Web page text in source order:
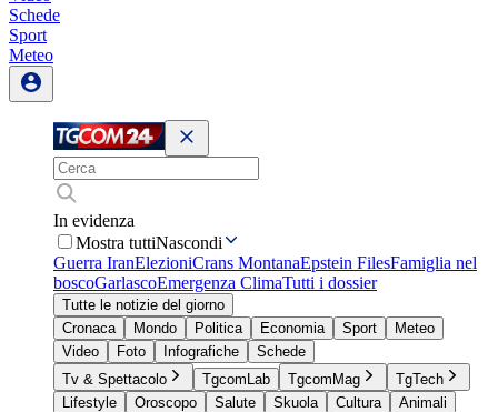
Schede
Sport
Meteo
In evidenza
Mostra tuttiNascondi
Guerra IranElezioniCrans MontanaEpstein FilesFamiglia nel
boscoGarlascoEmergenza ClimaTutti i dossier
Tutte le notizie del giorno
Cronaca
Mondo Politica Economia Sport
Meteo
Video
Foto Infografiche
Schede
Tv & Spettacolo
TgcomLab TgcomMag
TgTech
Lifestyle
Oroscopo Salute Skuola Cultura
Animali